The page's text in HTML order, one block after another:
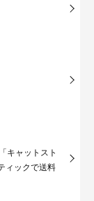
キャットスト
ィックで送料